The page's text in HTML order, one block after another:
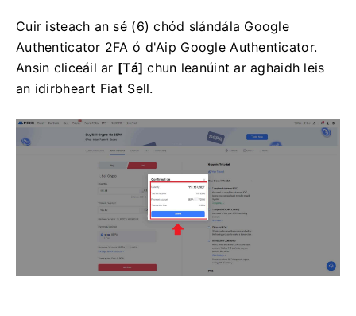
Cuir isteach an sé (6) chód slándála Google
Authenticator 2FA ó d'Aip Google Authenticator.
Ansin cliceáil ar [Tá] chun leanúint ar aghaidh leis
an idirbheart Fiat Sell.